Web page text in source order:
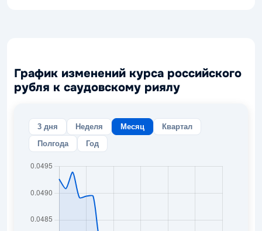
График изменений курса российского
рубля к саудовскому риялу
3 дня Неделя Месяц
Квартал
Полгода
Год